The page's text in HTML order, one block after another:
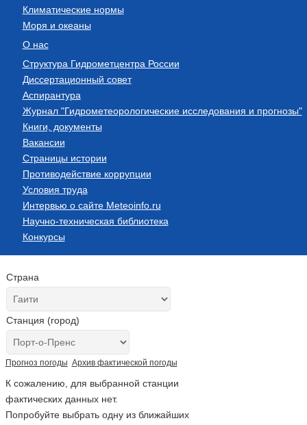
Климатические нормы
Моря и океаны
О нас
Структура Гидрометцентра России
Диссертационный совет
Аспирантура
Журнал "Гидрометеорологические исследования и прогнозы"
Книги, документы
Вакансии
Страницы истории
Противодействие коррупции
Условия труда
Интервью о сайте Meteoinfo.ru
Научно-техническая библиотека
Конкурсы
Страна
Станция (город)
Прогноз погоды Архив фактической погоды
К сожалению, для выбранной станции
фактических данных нет.
Попробуйте выбрать одну из ближайших